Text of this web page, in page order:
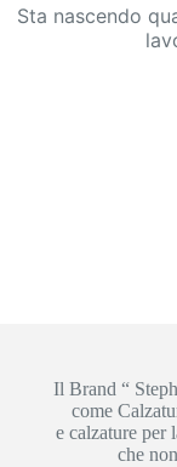
Sta nascendo
Il Brand “
come
e calzature per
che